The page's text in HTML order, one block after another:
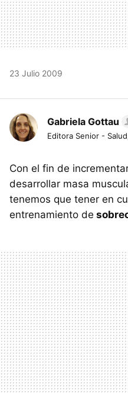
23 Julio 2009
Gabriela Gottau
Editora Senior -
Con el fin de
desarrollar masa
tenemos que tener en
entrenamiento de